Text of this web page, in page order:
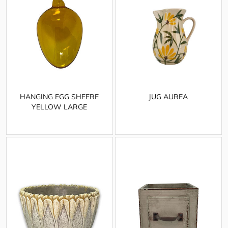
HANGING EGG SHEERE
YELLOW LARGE
JUG AUREA